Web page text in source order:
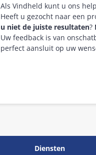
Als Vindheld kunt u ons
Heeft u gezocht naar een
u niet de juiste resultaten?
Uw feedback is van
perfect aansluit op uw
Diensten